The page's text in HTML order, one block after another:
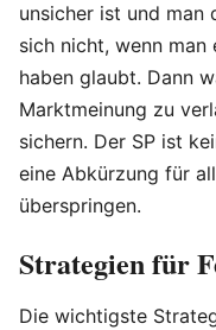
unsicher ist und man
sich nicht, wenn
haben glaubt. Dann
Marktmeinung zu
sichern. Der SP ist
eine Abkürzung für
überspringen.
Strategien für
Die wichtigste